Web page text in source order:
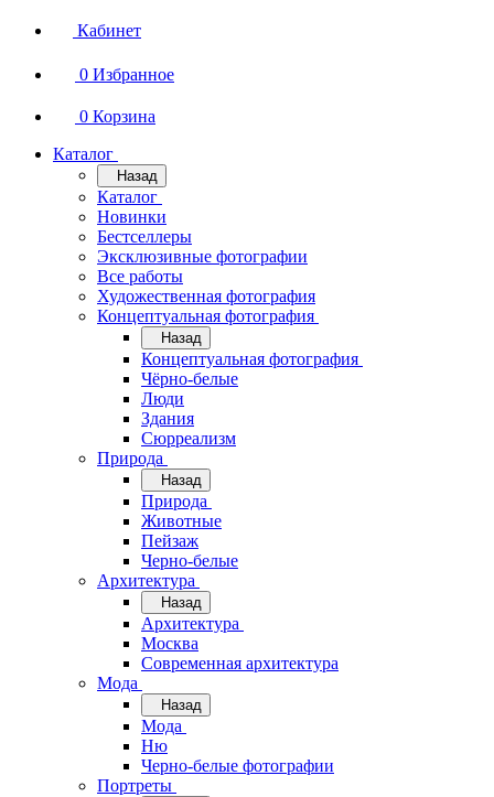
Кабинет
0 Избранное
0 Корзина
Каталог
Назад
Каталог
Новинки
Бестселлеры
Эксклюзивные фотографии
Все работы
Художественная фотография
Концептуальная фотография
Назад
Концептуальная фотография
Чёрно-белые
Люди
Здания
Сюрреализм
Природа
Назад
Природа
Животные
Пейзаж
Черно-белые
Архитектура
Назад
Архитектура
Москва
Современная архитектура
Мода
Назад
Мода
Ню
Черно-белые фотографии
Портреты